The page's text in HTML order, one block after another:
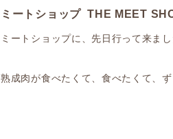
ミートショップ THE MEET
ミートショップに、先日行って来まし
熟成肉が食べたくて、食べたくて、